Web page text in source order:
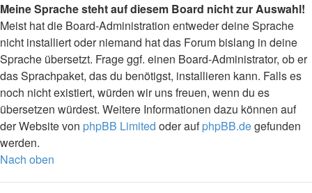
Meine Sprache steht auf diesem Board nicht zur Auswahl!
Meist hat die Board-Administration entweder deine Sprache
nicht installiert oder niemand hat das Forum bislang in deine
Sprache übersetzt. Frage ggf. einen Board-Administrator, ob er
das Sprachpaket, das du benötigst, installieren kann. Falls es
noch nicht existiert, würden wir uns freuen, wenn du es
übersetzen würdest. Weitere Informationen dazu können auf
der Website von phpBB Limited oder aufphpBB.degefunden
werden.
Nach oben